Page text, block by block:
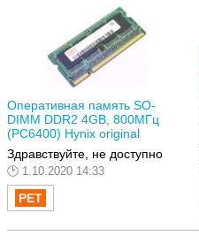
Оперативная память SO-
DIMM DDR2 4GB, 800МГц
(PC6400) Hynix original
Здравствуйте, не доступно
1.10.2020 14:33